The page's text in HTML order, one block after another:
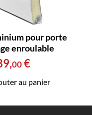
pour porte
enroulable
,00€
au panier